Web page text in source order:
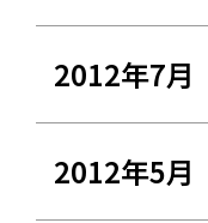
2012年7月
2012年5月